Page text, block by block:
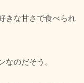
きな甘さで食べられ
なのだそう。